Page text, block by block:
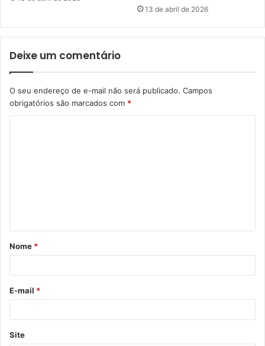
13 de abril de 2026
Deixe um comentário
O seu endereço de e-mail não será publicado. Campos
obrigatórios são marcados com *
á
r
*
Nome *
E-mail *
Site